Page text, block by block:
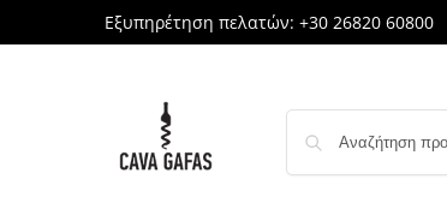
Εξυπηρέτηση πελατών: +30 26820 60800